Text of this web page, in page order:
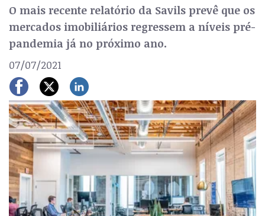
O mais recente relatório da Savils prevê que os
mercados imobiliários regressem a níveis pré-
pandemia já no próximo ano.
07/07/2021